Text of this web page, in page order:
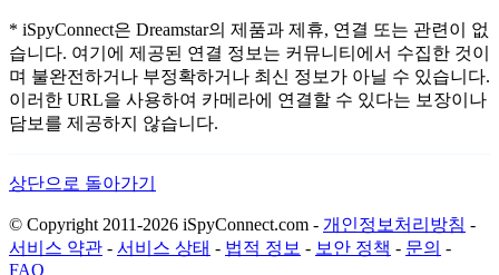
* iSpyConnect은 Dreamstar의 제품과 제휴, 연결 또는 관련이 없
습니다. 여기에 제공된 연결 정보는 커뮤니티에서 수집한 것이
며 불완전하거나 부정확하거나 최신 정보가 아닐 수 있습니다.
이러한 URL을 사용하여 카메라에 연결할 수 있다는 보장이나
담보를 제공하지 않습니다.
상단으로 돌아가기
© Copyright 2011-2026 iSpyConnect.com - 개인정보처리방침 -
서비스 약관 - 서비스 상태 - 법적 정보 - 보안 정책 - 문의 -
FAQ